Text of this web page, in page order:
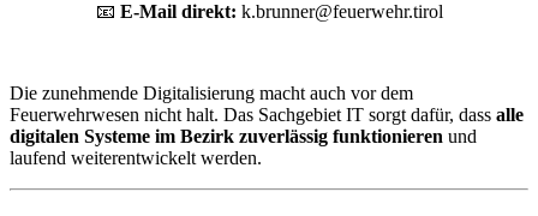
📧 E-Mail direkt: k.brunner@feuerwehr.tirol
Die zunehmende Digitalisierung macht auch vor dem
Feuerwehrwesen nicht halt. Das Sachgebiet IT sorgt dafür, dass alle
digitalen Systeme im Bezirk zuverlässig funktionieren und
laufend weiterentwickelt werden.